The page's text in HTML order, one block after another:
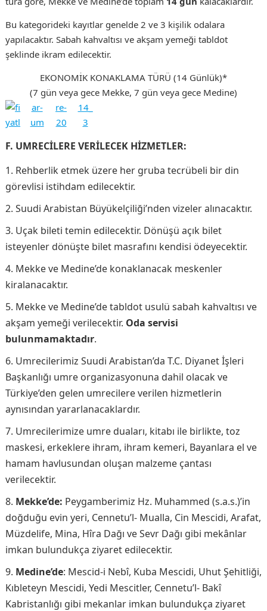
Bu kategorideki kayıtlar genelde 2 ve 3 kişilik odalara
yapılacaktır. Sabah kahvaltısı ve akşam yemeği tabldot
şeklinde ikram edilecektir.
EKONOMİK KONAKLAMA TÜRÜ (14 Günlük)*
(7 gün veya gece Mekke, 7 gün veya gece Medine)
F. UMRECİLERE VERİLECEK HİZMETLER:
Rehberlik etmek üzere her gruba tecrübeli bir din
görevlisi istihdam edilecektir.
Suudi Arabistan Büyükelçiliği’nden vizeler alınacaktır.
Uçak bileti temin edilecektir. Dönüşü açık bilet
isteyenler dönüşte bilet masrafını kendisi ödeyecektir.
Mekke ve Medine’de konaklanacak meskenler
kiralanacaktır.
Mekke ve Medine’de tabldot usulü sabah kahvaltısı ve
akşam yemeği verilecektir. Oda servisi
bulunmamaktadır.
Umrecilerimiz Suudi Arabistan’da T.C. Diyanet İşleri
Başkanlığı umre organizasyonuna dahil olacak ve
Türkiye’den gelen umrecilere verilen hizmetlerin
aynısından yararlanacaklardır.
Umrecilerimize umre duaları, kitabı ile birlikte, toz
maskesi, erkeklere ihram, ihram kemeri, Bayanlara el ve
hamam havlusundan oluşan malzeme çantası
verilecektir.
Mekke’de: Peygamberimiz Hz. Muhammed (s.a.s.)’in
doğduğu evin yeri, Cennetu’l- Mualla, Cin Mescidi, Arafat,
Müzdelife, Mina, Hîra Dağı ve Sevr Dağı gibi mekânlar
imkan bulundukça ziyaret edilecektir.
Medine’de: Mescid-i Nebî, Kuba Mescidi, Uhut Şehitliği,
Kıbleteyn Mescidi, Yedi Mescitler, Cennetu’l- Bakî
Kabristanlığı gibi mekanlar imkan bulundukça ziyaret